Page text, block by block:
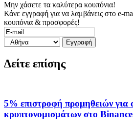
Μην χάσετε τα καλύτερα κουπόνια!
Κάνε εγγραφή για να λαμβάνεις στο e-
κουπόνια & προσφορές!
Δείτε επίσης
5% επιστροφή προμηθειών για
κρυπτονομισμάτων στο Binance